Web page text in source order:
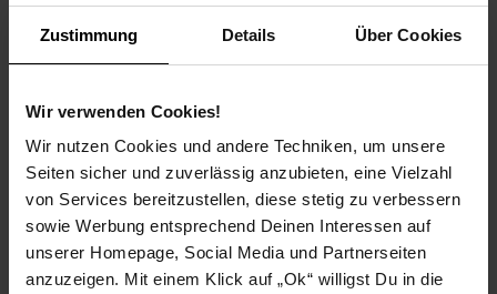
Zustimmung Details Über Cookies
Wir verwenden Cookies!
Wir nutzen Cookies und andere Techniken, um unsere
Seiten sicher und zuverlässig anzubieten, eine Vielzahl
von Services bereitzustellen, diese stetig zu verbessern
sowie Werbung entsprechend Deinen Interessen auf
unserer Homepage, Social Media und Partnerseiten
anzuzeigen. Mit einem Klick auf „Ok“ willigst Du in die
Extra°Punkte:
0
Tauchen Sie ein in die Welt der VARTA Outdoor Sports H30R
LED Kopfleuchte – die perfekte Kombination aus
fortschrittlicher Technologie und komfortablem Design für Ihre
Outdoor-Abenteuer. Die Kopfleuchte wird mit einer praktischen
Ladestation geliefert, die durch rutschfeste Gummifüße